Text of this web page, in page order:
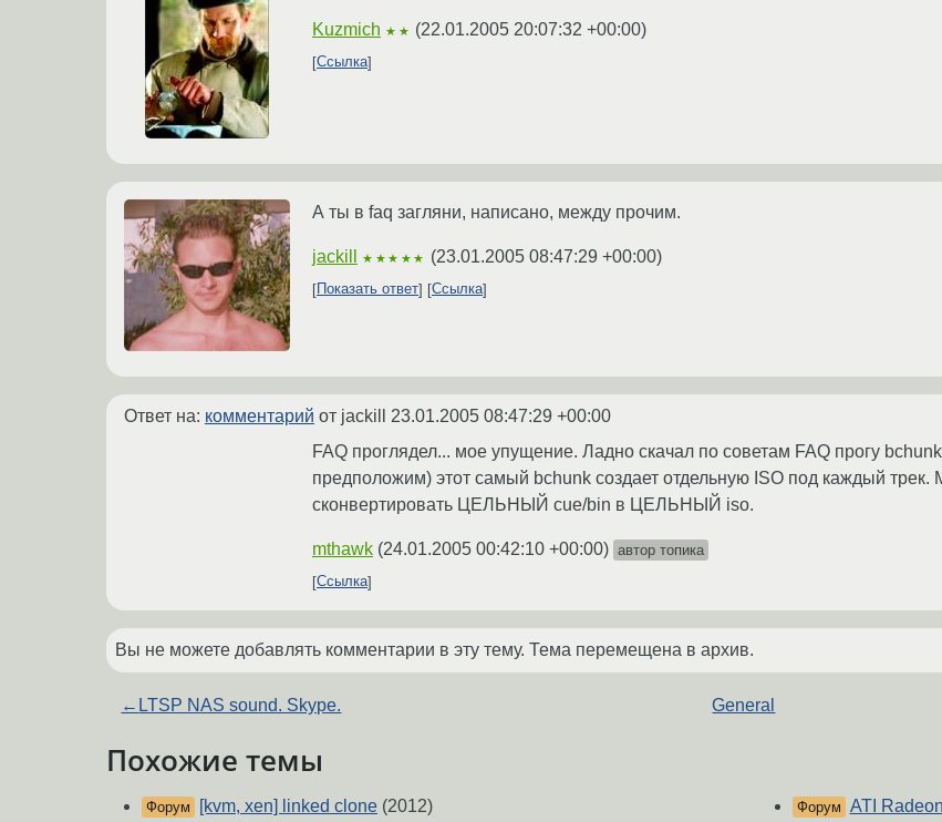
Kuzmich ★★ (22.01.2005 20:07:32 +00:00)
Ссылка
А ты в faq загляни, написано, между прочим.
jackill ★★★★★ (23.01.2005 08:47:29 +00:00)
Показать ответ Ссылка
Ответ на: комментарий от jackill 23.01.2005 08:47:29 +00:00
FAQ проглядел... мое упущение. Ладно скачал по советам FAQ прогу
предположим) этот самый bchunk создает отдельную ISO под каждый трек.
сконвертировать ЦЕЛЬНЫЙ cue/bin в ЦЕЛЬНЫЙ iso.
mthawk (24.01.2005 00:42:10 +00:00) автор топика
Ссылка
Вы не можете добавлять комментарии в эту тему. Тема перемещена в архив.
← LTSP NAS sound. Skype. General
Похожие темы
Форум [kvm, xen] linked clone (2012) Форум ATI